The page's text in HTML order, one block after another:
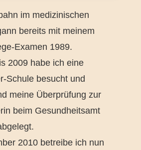
im medizinischen
bereits mit meinem
Examen 1989.
2009 habe ich eine
Schule besucht und
meine Überprüfung zur
beim Gesundheitsamt
2010 betreibe ich nun